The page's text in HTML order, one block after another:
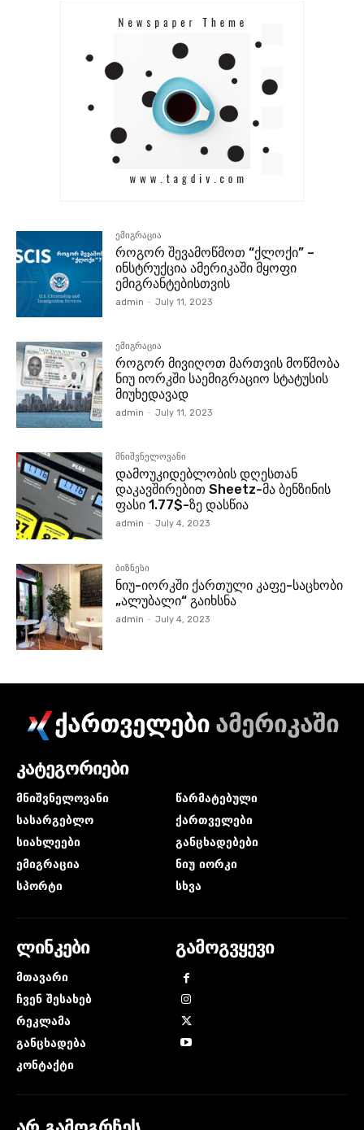
ემიგრაცია
როგორ შევამოწმოთ “ქლოქი” –
ინსტრუქცია ამერიკაში მყოფი
ემიგრანტებისთვის
admin - July 11, 2023
ემიგრაცია
როგორ მივიღოთ მართვის მოწმობა
ნიუ იორკში საემიგრაციო სტატუსის
მიუხედავად
admin - July 11, 2023
მნიშვნელოვანი
დამოუკიდებლობის დღესთან
დაკავშირებით Sheetz-მა ბენზინის
ფასი 1.77$-ზე დასწია
admin - July 4, 2023
ბიზნესი
ნიუ-იორკში ქართული კაფე-საცხობი
„ალუბალი“ გაიხსნა
admin - July 4, 2023
ქართველებიამერიკაში
კატეგორიები
მნიშვნელოვანი
სასარგებლო
სიახლეები
ემიგრაცია
სპორტი
წარმატებული
ქართველები
განცხადებები
ნიუ იორკი
სხვა
ლინკები
მთავარი
ჩვენ შესახებ
რეკლამა
განცხადება
კონტაქტი
გამოგვყევი